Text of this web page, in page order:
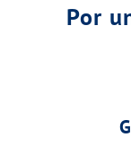
Por